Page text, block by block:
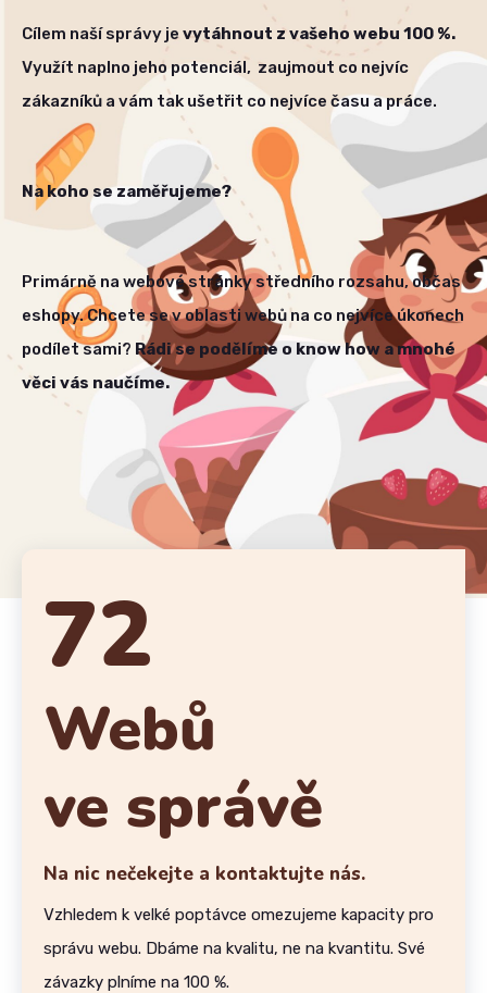
Cílem naší správy je vytáhnout z vašeho webu 100 %.
Využít naplno jeho potenciál, zaujmout co nejvíc
zákazníků a vám tak ušetřit co nejvíce času a práce.
Na koho se zaměřujeme?
Primárně na webové stránky středního rozsahu, občas
eshopy. Chcete se v oblasti webů na co nejvíce úkonech
podílet sami? Rádi se podělíme o know how a mnohé
věci vás naučíme.
72
Webů
ve správě
Na nic nečekejte a kontaktujte nás.
Vzhledem k velké poptávce omezujeme kapacity pro
správu webu. Dbáme na kvalitu, ne na kvantitu. Své
závazky plníme na 100 %.